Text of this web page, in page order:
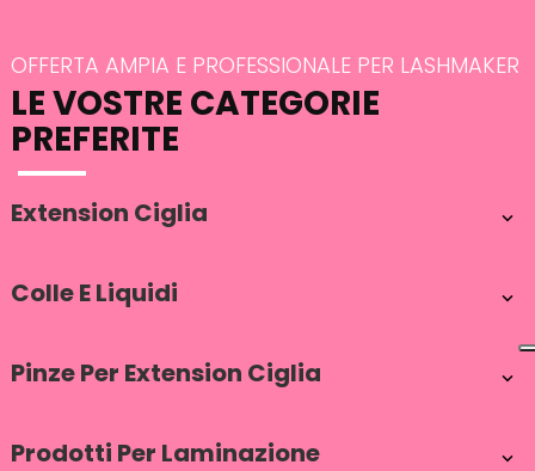
OFFERTA AMPIA E PROFESSIONALE PER LASHMAKER
LE VOSTRE CATEGORIE
PREFERITE
Extension Ciglia 
Colle E Liquidi 
Pinze Per Extension Ciglia 
Prodotti Per Laminazione 